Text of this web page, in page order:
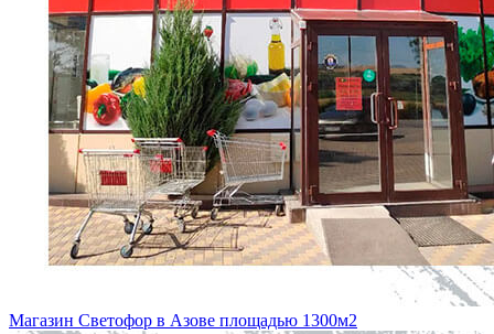
Магазин Светофор в Азове площадью 1300м2